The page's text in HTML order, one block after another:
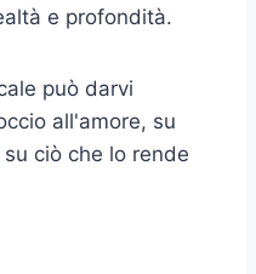
e profondità.
può darvi
all'amore, su
ciò che lo rende